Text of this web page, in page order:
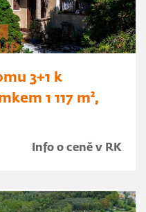
3+1 k
1 117 m²,
Info o ceně v RK